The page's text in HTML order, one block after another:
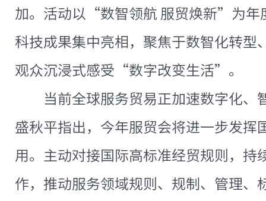
加。活动以“数智领航 服贸焕新”为年
科技成果集中亮相，聚焦于数智化转型
观众沉浸式感受“数字改变生活”。
当前全球服务贸易正加速数字化、
盛秋平指出，今年服贸会将进一步发挥
用。主动对接国际高标准经贸规则，持
作，推动服务领域规则、规制、管理、